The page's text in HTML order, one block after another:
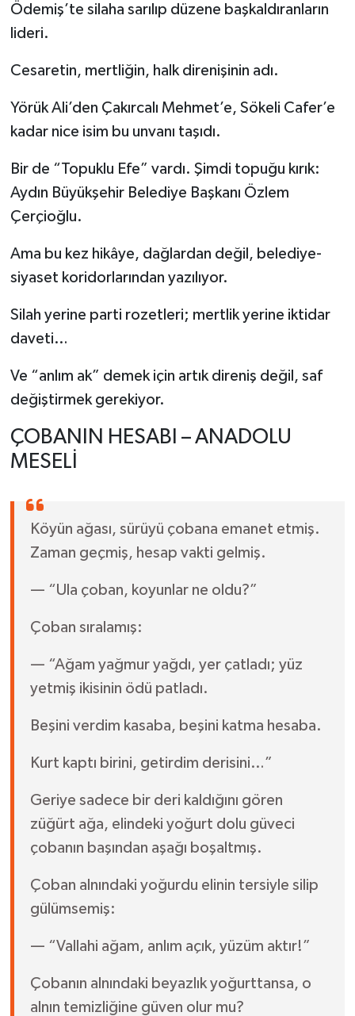
Ödemiş’te silaha sarılıp düzene başkaldıranların
lideri.
Cesaretin, mertliğin, halk direnişinin adı.
Yörük Ali’den Çakırcalı Mehmet’e, Sökeli Cafer’e
kadar nice isim bu unvanı taşıdı.
Bir de “Topuklu Efe” vardı. Şimdi topuğu kırık:
Aydın Büyükşehir Belediye Başkanı Özlem
Çerçioğlu.
Ama bu kez hikâye, dağlardan değil, belediye-
siyaset koridorlarından yazılıyor.
Silah yerine parti rozetleri; mertlik yerine iktidar
daveti…
Ve “anlım ak” demek için artık direniş değil, saf
değiştirmek gerekiyor.
ÇOBANIN HESABI – ANADOLU
MESELİ
Köyün ağası, sürüyü çobana emanet etmiş.
Zaman geçmiş, hesap vakti gelmiş.
— “Ula çoban, koyunlar ne oldu?”
Çoban sıralamış:
— “Ağam yağmur yağdı, yer çatladı; yüz
yetmiş ikisinin ödü patladı.
Beşini verdim kasaba, beşini katma hesaba.
Kurt kaptı birini, getirdim derisini…”
Geriye sadece bir deri kaldığını gören
züğürt ağa, elindeki yoğurt dolu güveci
çobanın başından aşağı boşaltmış.
Çoban alnındaki yoğurdu elinin tersiyle silip
gülümsemiş:
— “Vallahi ağam, anlım açık, yüzüm aktır!”
Çobanın alnındaki beyazlık yoğurttansa, o
alnın temizliğine güven olur mu?